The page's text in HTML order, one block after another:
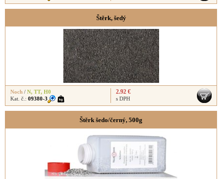
Štěrk, šedý
Noch / N, TT, H0
Kat. č.: 09380-3
2.92 €
s DPH
Štěrk šedo/černý, 500g